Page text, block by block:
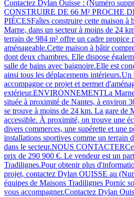
Contactez Dylan Ouisse : (Numéro
CONSTRUIRE DE 66 M² PROCHE
PIÈCESFaîtes construire cette maison à
Marne, dans un secteur à moins de 24
terrain de 984 m² offre un cadre propice
aménageable.Cette maison à bâtir
dont deux chambres. Elle dispose
salle de bains avec baignoire.Elle est
ainsi tous les déplacements
accompagne ce projet et permet
extérieur.ENVIRONNEMENTLa Marne
située à proximité de Nantes, à environ
se trouve à moins de 24 km. La gare de
accessible. À proximité, on trouve une
divers commerces, une supérette et une
installations sportives comme un terrain
dans le secteur.NOUS
prix de 290 900 €. Le vendeur est un
Tradilignes.Pour obtenir plus
projet, contactez Dylan OUISSE au
équipes de Maisons Tradilignes Pornic
vous accompagner.Contactez Dylan